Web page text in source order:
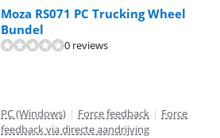
Moza RS071 PC Trucking Wheel
Bundel
0 reviews
PC (Windows) | Force feedback | Force
feedback via directe aandrijving